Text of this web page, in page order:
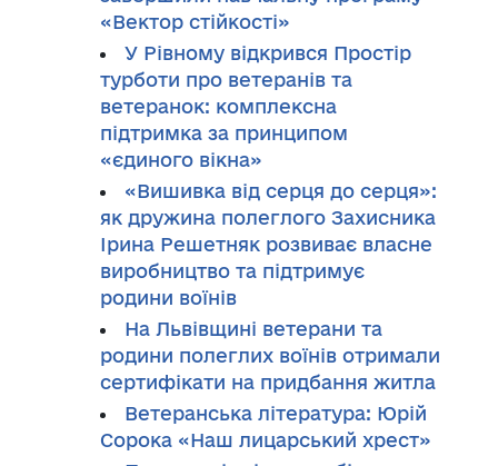
«Вектор стійкості»
У Рівному відкрився Простір
турботи про ветеранів та
ветеранок: комплексна
підтримка за принципом
«єдиного вікна»
«Вишивка від серця до серця»:
як дружина полеглого Захисника
Ірина Решетняк розвиває власне
виробництво та підтримує
родини воїнів
На Львівщині ветерани та
родини полеглих воїнів отримали
сертифікати на придбання житла
Ветеранська література: Юрій
Сорока «Наш лицарський хрест»